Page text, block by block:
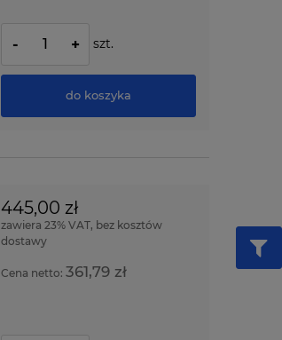
- + szt.
do koszyka
445,00 zł
zawiera 23% VAT, bez kosztów
dostawy
Cena netto: 361,79 zł